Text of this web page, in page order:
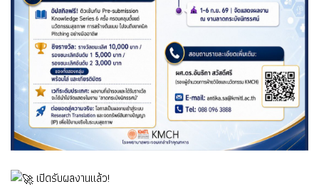
เปิดรับผลงานแล้ว!